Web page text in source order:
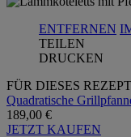
ENTFERNEN
TEILEN
DRUCKEN
FÜR DIESES
Quadratische
189,00 €
JETZT KAUFEN